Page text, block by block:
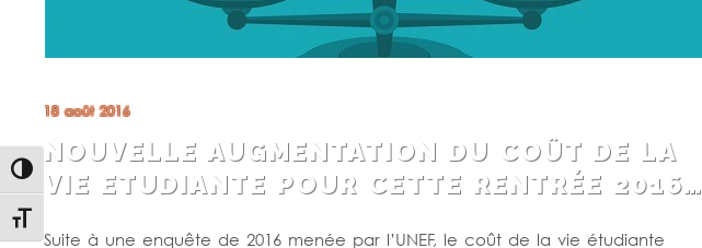
Passer en contraste élevé
Changer la taille de la police
18 août 2016
NOUVELLE AUGMENTATION DU COÛT DE LA
VIE ETUDIANTE POUR CETTE RENTRÉE 2016…
Suite à une enquête de 2016 menée par l’UNEF, le coût de la vie étudiante